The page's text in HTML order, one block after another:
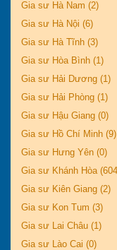
Gia sư Hà Nam (2)
Gia sư Hà Nội (6)
Gia sư Hà Tĩnh (3)
Gia sư Hòa Bình (1)
Gia sư Hải Dương (1)
Gia sư Hải Phòng (1)
Gia sư Hậu Giang (0)
Gia sư Hồ Chí Minh (9)
Gia sư Hưng Yên (0)
Gia sư Khánh Hòa
Gia sư Kiên Giang (2)
Gia sư Kon Tum (3)
Gia sư Lai Châu (1)
Gia sư Lào Cai (0)